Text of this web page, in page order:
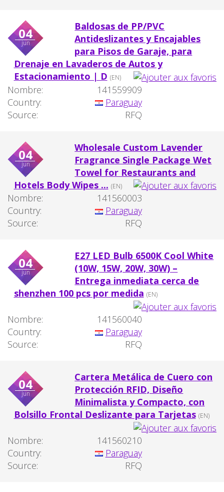
04
jun
Baldosas de PP/PVC
Antideslizantes y Encajables
para Pisos de Garaje, para
Drenaje en Lavaderos de Autos y
Estacionamiento | D (EN)
Nombre:
141559909
Country:
Paraguay
Source:
RFQ
04
jun
Wholesale Custom Lavender
Fragrance Single Package Wet
Towel for Restaurants and
Hotels Body Wipes ... (EN)
Nombre:
141560003
Country:
Paraguay
Source:
RFQ
04
jun
E27 LED Bulb 6500K Cool White
(10W, 15W, 20W, 30W) –
Entrega inmediata cerca de
shenzhen 100 pcs por medida (EN)
Nombre:
141560040
Country:
Paraguay
Source:
RFQ
04
jun
Cartera Metálica de Cuero con
Protección RFID, Diseño
Minimalista y Compacto, con
Bolsillo Frontal Deslizante para Tarjetas (EN)
Nombre:
141560210
Country:
Paraguay
Source:
RFQ